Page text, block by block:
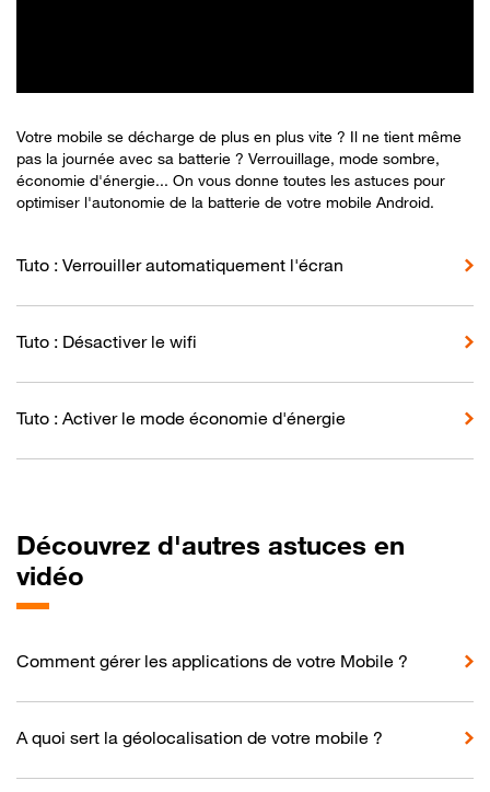
Votre mobile se décharge de plus en plus vite ? Il ne tient même
pas la journée avec sa batterie ? Verrouillage, mode sombre,
économie d'énergie... On vous donne toutes les astuces pour
optimiser l'autonomie de la batterie de votre mobile Android.
Tuto : Verrouiller automatiquement l'écran
Tuto : Désactiver le wifi
Tuto : Activer le mode économie d'énergie
Découvrez d'autres astuces en
vidéo
Comment gérer les applications de votre Mobile ?
A quoi sert la géolocalisation de votre mobile ?